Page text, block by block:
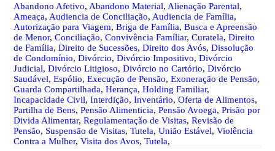
Abandono Afetivo, Abandono Material, Alienação Parental,
Ameaça, Audiencia de Conciliação, Audiencia de Família,
Autorização para Viagem,Briga de Família,Busca e Apreensão
de Menor,Conciliação,Convivência Famíliar,Curatela,Direito
de Família,Direito de Sucessões,Direito dos Avós,Dissolução
de Condomínio,Divórcio,Divórcio Impositivo,Divórcio
Judicial,Divórcio Litigioso,Divórcio no Cartório,Divórcio
Saudável,Espólio,Execução de Pensão,Exoneração de Pensão,
Guarda Compartilhada,Herança,Holding Familiar,
Incapacidade Civil,Interdição,Inventário,Oferta de Alimentos,
Partilha de Bens,Pensão Alimenticia,Pensão Avoega,Prisão por
Divida Alimentar,Regulamentação de Visitas,Revisão de
Pensão, Suspensão de Visitas,Tutela,União Estável,Violência
Contra a Mulher,Visita dos Avos,Tutela,